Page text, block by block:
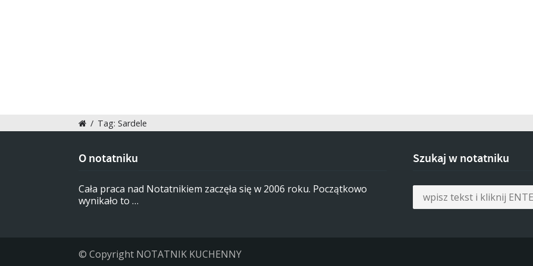
/ Tag: Sardele
O notatniku
Cała praca nad Notatnikiem zaczęła się w 2006 roku. Początkowo
wynikało to …
Szukaj w notatniku
© Copyright NOTATNIK KUCHENNY